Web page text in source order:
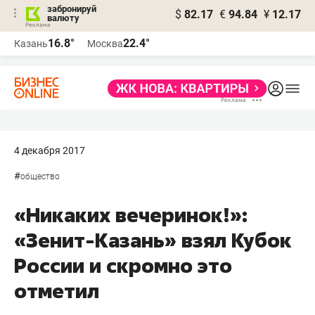
забронируй
валюту
$ 82.17 € 94.84 ¥ 12.17
Казань16.8° Москва22.4°
4 декабря 2017
#общество
«Никаких вечеринок!»:
«Зенит-Казань» взял Кубок
России и скромно это
отметил